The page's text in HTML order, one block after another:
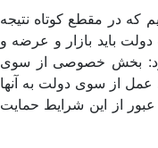
که در مقطع کوتاه نتیجه
باید بازار و عرضه‌‌‌ و
کرد: بخش خصوصی از سوی
عمل از سوی دولت به آنها
از این شرایط حمایت